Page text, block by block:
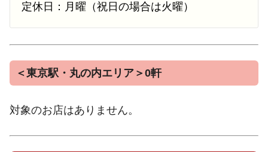
定休日：月曜（祝日の場合は火曜）
＜東京駅・丸の内エリア＞0軒
対象のお店はありません。